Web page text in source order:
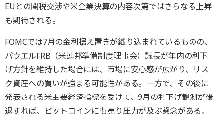
EUとの関税交渉や米企業決算の内容次第ではさらなる上昇
も期待される。
FOMCでは7月の金利据え置きが織り込まれているものの、
パウエルFRB（米連邦準備制度理事会）議長が年内の利下
げ方針を維持した場合には、市場に安心感が広がり、リス
ク資産への買いが強まる可能性がある。一方で、その後に
発表される米主要経済指標を受けて、9月の利下げ観測が後
退すれば、ビットコインにも売り圧力が及ぶ懸念がある。